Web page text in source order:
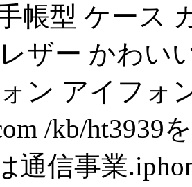
帳型 ケース
ザー かわい
ン アイフォ
/kb/ht3939
通信事業